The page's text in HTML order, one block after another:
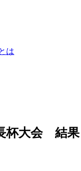
は
杯大会 結果